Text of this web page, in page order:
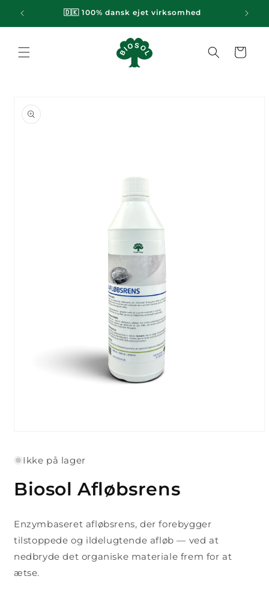
Gå til
indhold
🇩🇰 100% dansk ejet virksomhed
Indkøbskurv
Ikke på lager
Biosol Afløbsrens
Enzymbaseret afløbsrens, der forebygger
tilstoppede og ildelugtende afløb — ved at
nedbryde det organiske materiale frem for at
ætse.